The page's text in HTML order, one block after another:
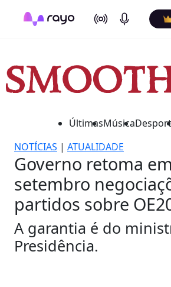
On Air Podcasts
ÚltimasMúsica
NOTÍCIAS | ATUALIDADE
Governo retoma em
setembro
partidos sobre
A garantia é do
Presidência.